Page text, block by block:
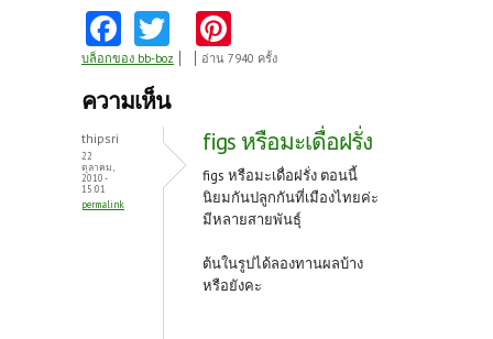
Fa
ce
b
k
w
itt
nt
es
t
บล็อกของ bb-boz อ่าน 7940 ครั้ง
ความเห็น
thipsri
22
ตุลาคม,
2010 -
15:01
permalink
figs หรือมะเดื่อฝรั่ง
figs หรือมะเดื่อฝรั่ง ตอนนี้
นิยมกันปลูกกันที่เมืองไทยค่ะ
มีหลายสายพันธุ์
ต้นในรูปได้ลองทานผลบ้าง
หรือยังคะ